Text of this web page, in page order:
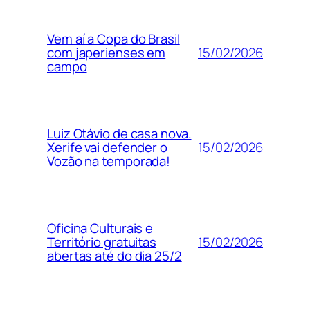
Vem aí a Copa do Brasil
com japerienses em
campo
15/02/2026
Luiz Otávio de casa nova.
Xerife vai defender o
Vozão na temporada!
15/02/2026
Oficina Culturais e
Território gratuitas
abertas até do dia 25/2
15/02/2026